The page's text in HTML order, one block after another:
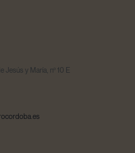
Jesús y María, nº 10 E